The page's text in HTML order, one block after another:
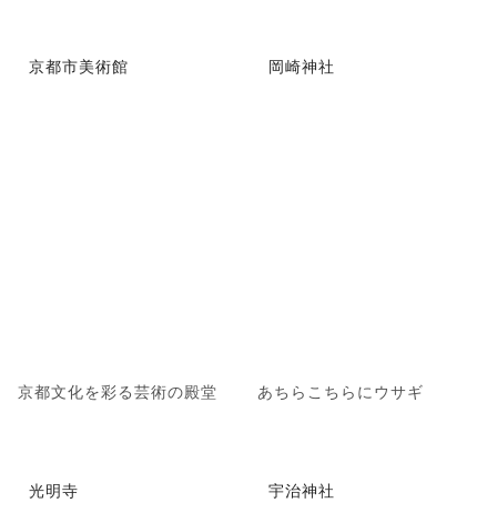
京都市美術館
京都文化を彩る芸術の殿堂
岡崎神社
あちらこちらにウサギ
光明寺 宇治神社